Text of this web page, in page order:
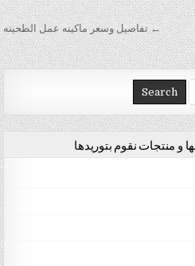
← تفاصيل وسعر ماكينه عمل الطحينه
و منتجات نقوم بتوريدها